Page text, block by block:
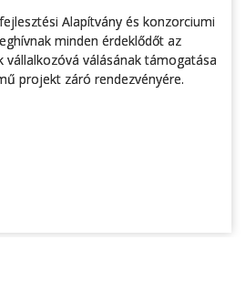
Alapítvány és konzorciumi
minden érdeklődőt az
vállalkozóvá válásának támogatása
projekt záró rendezvényére.